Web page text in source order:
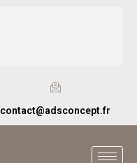
contact@adsconcept.fr